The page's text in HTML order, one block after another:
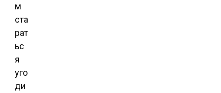
м
ста
рат
ьс
я
уго
ди